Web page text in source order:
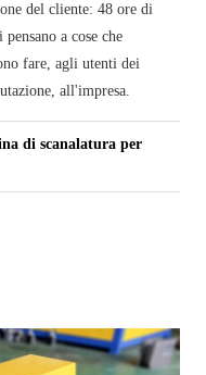
del cliente: 48 ore di
a cose che
fare, agli utenti dei
all'impresa.
di scanalatura per